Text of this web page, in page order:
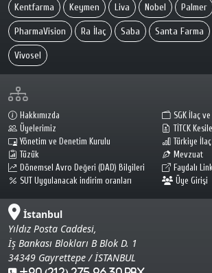
Kentfarma Keymen Liva Nobel Palmer
PharmaVision Ra İlaç Saba Santa Farma
Vivosel
Hakkımızda
Üyelerimiz
Yönetim ve Denetim Kurulu
Tüzük
Dönemsel Avro Değeri (DAD) Bilgileri
SUT Uygulanacak indirim oranları
SGK İlaç
TİTCK
Türkiye
Mevzuat
Faydalı
Üye Girişi
İstanbul
Yıldız Posta Caddesi,
İş Bankası Blokları B Blok D. 1
34349 Gayrettepe / İSTANBUL